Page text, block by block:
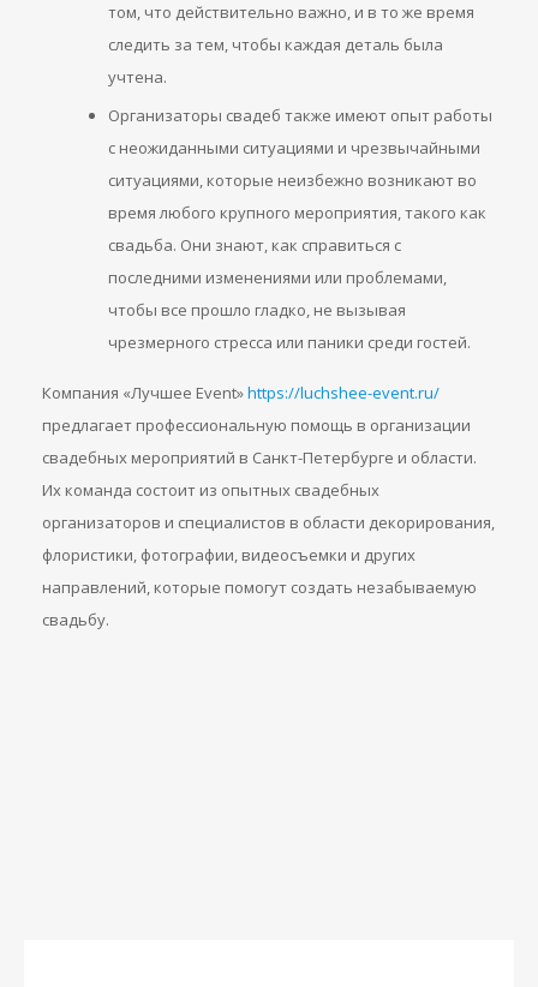
том, что действительно важно, и в то же время
следить за тем, чтобы каждая деталь была
учтена.
Организаторы свадеб также имеют опыт работы
с неожиданными ситуациями и чрезвычайными
ситуациями, которые неизбежно возникают во
время любого крупного мероприятия, такого как
свадьба. Они знают, как справиться с
последними изменениями или проблемами,
чтобы все прошло гладко, не вызывая
чрезмерного стресса или паники среди гостей.
Компания «Лучшее Event»https://luchshee-event.ru/
предлагает профессиональную помощь в организации
свадебных мероприятий в Санкт-Петербурге и области.
Их команда состоит из опытных свадебных
организаторов и специалистов в области декорирования,
флористики, фотографии, видеосъемки и других
направлений, которые помогут создать незабываемую
свадьбу.